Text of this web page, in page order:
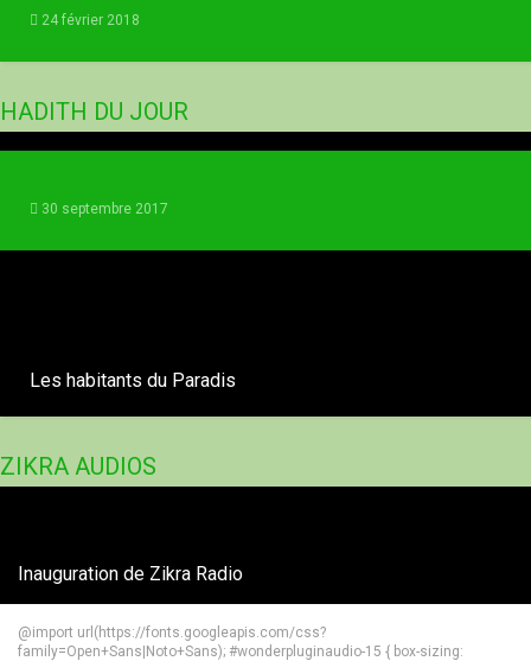
24 février 2018
HADITH DU JOUR
hadith du jour
30 septembre 2017
Les habitants du Paradis
ZIKRA AUDIOS
Inauguration de Zikra Radio
@import url(https://fonts.googleapis.com/css?
family=Open+Sans|Noto+Sans); #wonderpluginaudio-15 { box-sizing: